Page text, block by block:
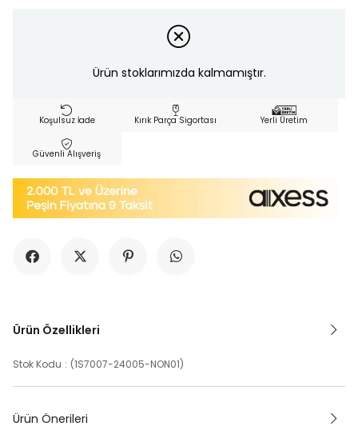
Ürün stoklarımızda kalmamıştır.
Koşulsuz İade Kırık Parça Sigortası Yerli Üretim
Güvenli Alışveriş
Ürün Özellikleri
Stok Kodu (1S7007-24005-NON01)
Ürün Önerileri